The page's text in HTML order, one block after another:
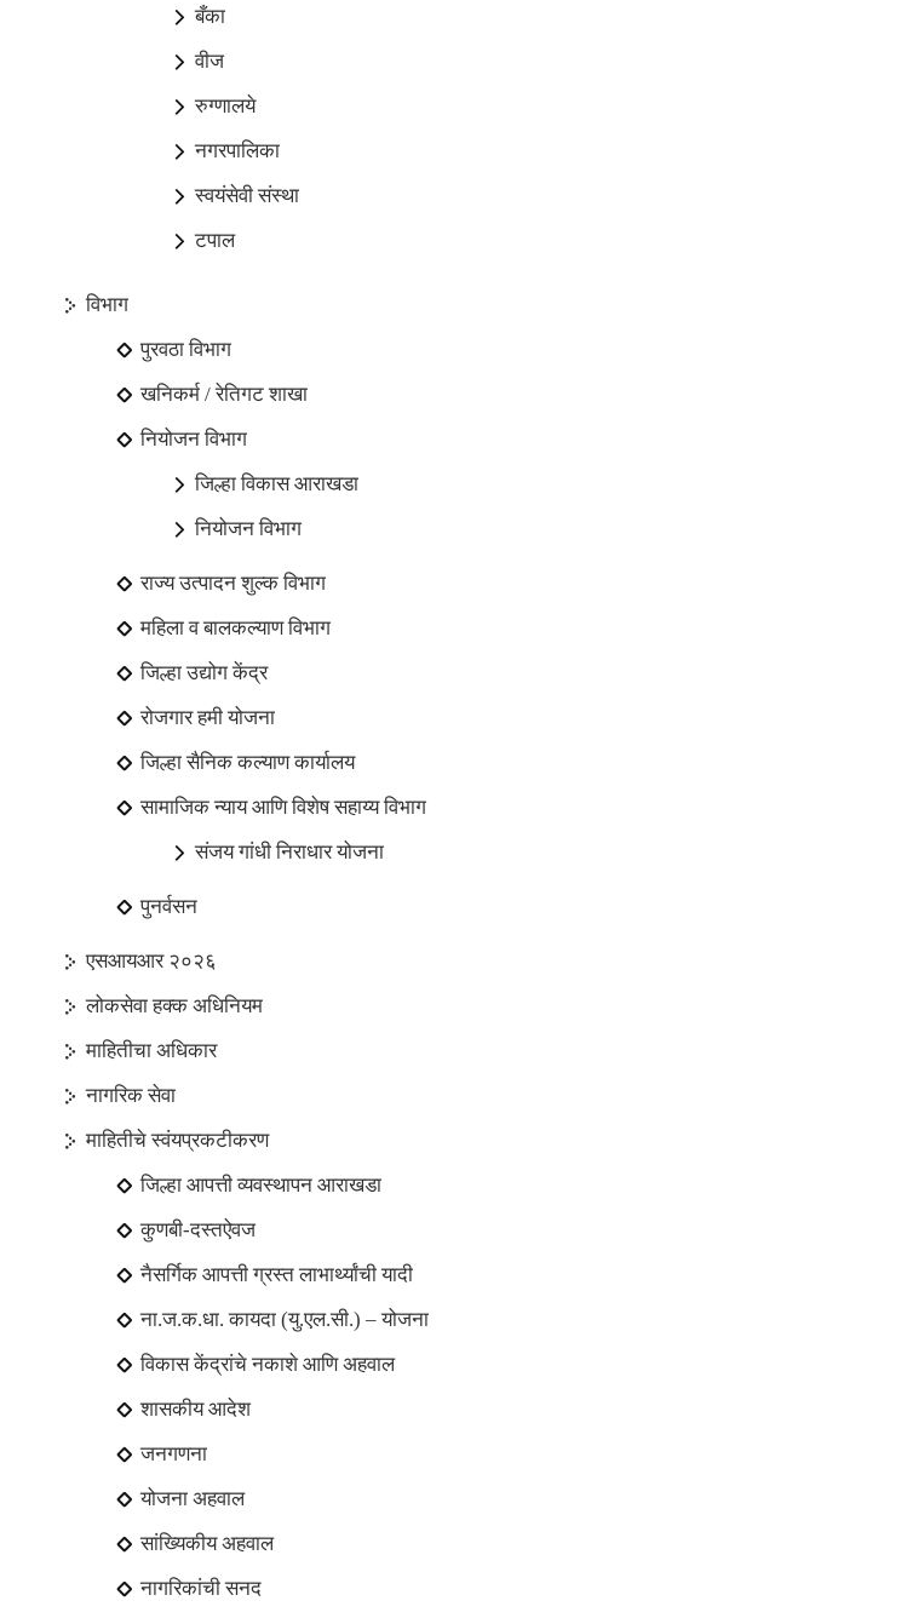
बँका
वीज
रुग्णालये
नगरपालिका
स्वयंसेवी संस्था
टपाल
विभाग
पुरवठा विभाग
खनिकर्म / रेतिगट शाखा
नियोजन विभाग
जिल्हा विकास आराखडा
नियोजन विभाग
राज्य उत्पादन शुल्क विभाग
महिला व बालकल्याण विभाग
जिल्हा उद्योग केंद्र
रोजगार हमी योजना
जिल्हा सैनिक कल्याण कार्यालय
सामाजिक न्याय आणि विशेष सहाय्य विभाग
संजय गांधी निराधार योजना
पुनर्वसन
एसआयआर २०२६
लोकसेवा हक्क अधिनियम
माहितीचा अधिकार
नागरिक सेवा
माहितीचे स्वंयप्रकटीकरण
जिल्हा आपत्ती व्यवस्थापन आराखडा
कुणबी-दस्तऐवज
नैसर्गिक आपत्ती ग्रस्त लाभार्थ्यांची यादी
ना.ज.क.धा. कायदा (यु.एल.सी.) – योजना
विकास केंद्रांचे नकाशे आणि अहवाल
शासकीय आदेश
जनगणना
योजना अहवाल
सांख्यिकीय अहवाल
नागरिकांची सनद